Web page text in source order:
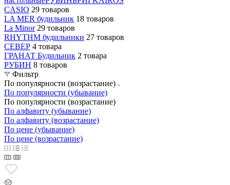
CASIO 29 товаров
LA MER будильник 18 товаров
La Minor 29 товаров
RHYTHM будильники 27 товаров
СЕВЕР 4 товара
ГРАНАТ Будильник 2 товара
РУБИН 8 товаров
Фильтр
По популярности (возрастание)
По популярности (убывание)
По популярности (возрастание)
По алфавиту (убывание)
По алфавиту (возрастание)
По цене (убывание)
По цене (возрастание)